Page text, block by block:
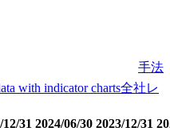
手法
with indicator charts全社レ
31 2024/06/30 2023/12/31